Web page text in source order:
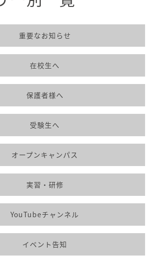
重要なお知らせ
在校生へ
保護者様へ
受験生へ
オープンキャンパス
実習・研修
YouTubeチャンネル
イベント告知